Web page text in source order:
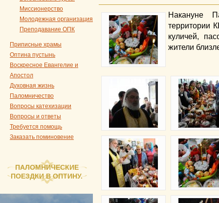
Миссионерство
Молодежная организация
Преподавание ОПК
Приписные храмы
Оптина пустынь
Воскресное Евангелие и
Апостол
Духовная жизнь
Паломничество
Вопросы катехизации
Вопросы и ответы
Требуется помощь
Заказать поминовение
ПАЛОМНИЧЕСКИЕ
ПОЕЗДКИ В ОПТИНУ.
Накануне
территории
куличей,
жители